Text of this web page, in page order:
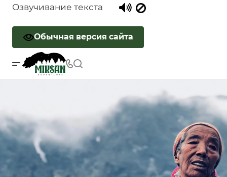
Озвучивание текста
Обычная версия сайта